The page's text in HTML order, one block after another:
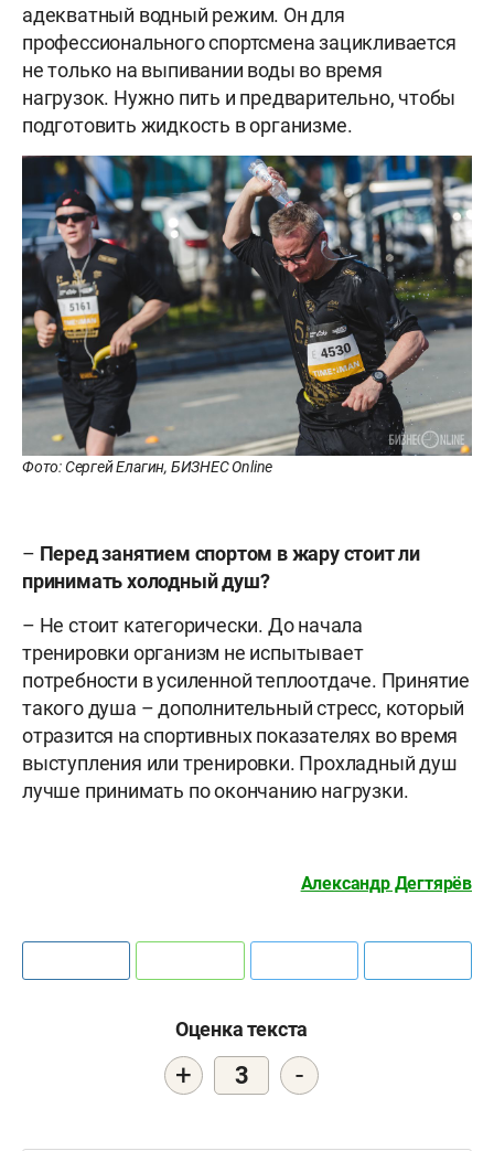
адекватный водный режим. Он для
профессионального спортсмена зацикливается
не только на выпивании воды во время
нагрузок. Нужно пить и предварительно, чтобы
подготовить жидкость в организме.
Фото: Сергей Елагин, БИЗНЕС Online
– Перед занятием спортом в жару стоит ли
принимать холодный душ?
– Не стоит категорически. До начала
тренировки организм не испытывает
потребности в усиленной теплоотдаче. Принятие
такого душа – дополнительный стресс, который
отразится на спортивных показателях во время
выступления или тренировки. Прохладный душ
лучше принимать по окончанию нагрузки.
Александр Дегтярёв
Оценка текста
+ 3 -